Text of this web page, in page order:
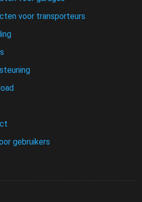
voor transporteurs
gebruikers